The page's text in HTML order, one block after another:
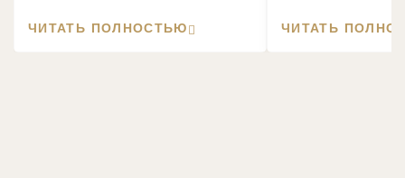
собрать интерьер в единое целое.
ЧИТАТЬ ПОЛНОСТЬЮ ЧИТАТЬ